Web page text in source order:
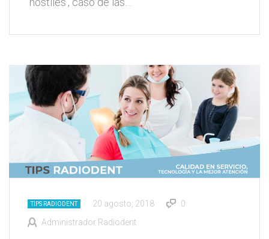
TIPS RADIODENT 20 agosto, 2018
0
Administrador Radiodent